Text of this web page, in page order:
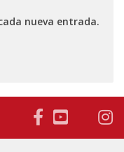
nueva entrada.